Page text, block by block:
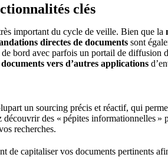
grâce à nos solutions de commerce
clés
important du cycle de veille. Bien que la
directes de documents sont
bord avec parfois un portail de diffusion
vers d’autres applications
un sourcing précis et réactif, qui
des « pépites informationnelles
recherches.
de capitaliser vos documents pertinents